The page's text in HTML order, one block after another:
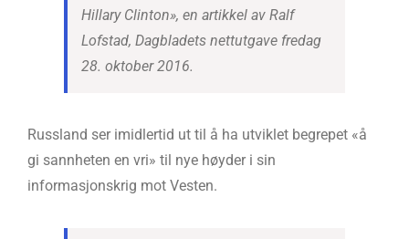
Hillary Clinton», en artikkel av Ralf
Lofstad, Dagbladets nettutgave fredag
28. oktober 2016.
Russland ser imidlertid ut til å ha utviklet begrepet «å
gi sannheten en vri» til nye høyder i sin
informasjonskrig mot Vesten.